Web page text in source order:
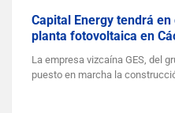
Capital Energy tendrá
planta fotovoltaica en
La empresa vizcaína GES, del
puesto en marcha la